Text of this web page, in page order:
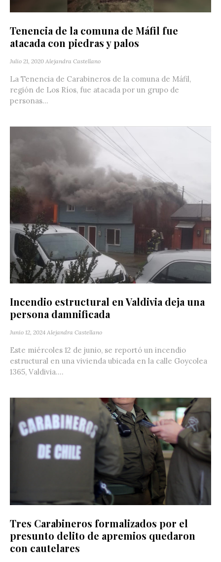
Tenencia de la comuna de Máfil fue
atacada con piedras y palos
Julio 21, 2020 Alejandra Castellano
La Tenencia de Carabineros de la comuna de Máfil,
región de Los Ríos, fue atacada por un grupo de
personas...
Incendio estructural en Valdivia deja una
persona damnificada
Junio 12, 2024 Alejandra Castellano
Este miércoles 12 de junio, se reportó un incendio
estructural en una vivienda ubicada en la calle Goycolea
1365, Valdivia....
Tres Carabineros formalizados por el
presunto delito de apremios quedaron
con cautelares